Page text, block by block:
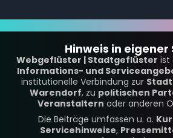
Hinweis in eigener
Webgeflüster | Stadtgeflüster ist
Informations- und
institutionelle Verbindung zur
Warendorf, zu politischen
Veranstaltern oder anderen
Die Beiträge umfassen u. a.
Servicehinweise,